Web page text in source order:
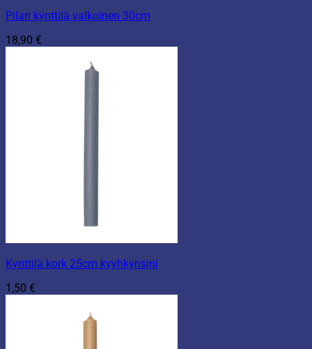
Pilari kynttilä valkoinen 30cm
18,90 €
Kynttilä kork 25cm kyyhkynsini
1,50 €